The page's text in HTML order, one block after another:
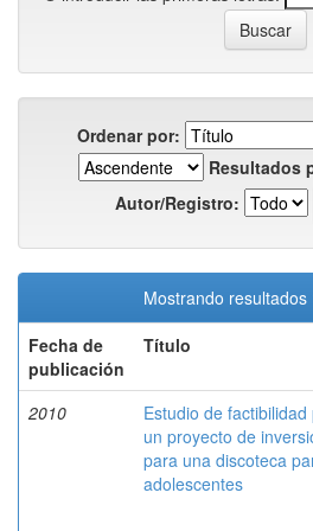
Ordenar por:
Resultados
Autor/Registro:
Mostrando resultados
Fecha de
publicación
Título
2010
Estudio de factibilidad
un proyecto de
para una discoteca
adolescentes